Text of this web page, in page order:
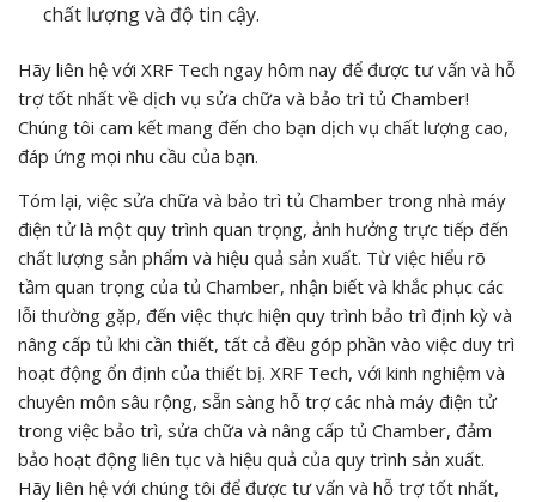
chất lượng và độ tin cậy.
Hãy liên hệ với XRF Tech ngay hôm nay để được tư vấn và hỗ
trợ tốt nhất về dịch vụ sửa chữa và bảo trì tủ Chamber!
Chúng tôi cam kết mang đến cho bạn dịch vụ chất lượng cao,
đáp ứng mọi nhu cầu của bạn.
Tóm lại, việc sửa chữa và bảo trì tủ Chamber trong nhà máy
điện tử là một quy trình quan trọng, ảnh hưởng trực tiếp đến
chất lượng sản phẩm và hiệu quả sản xuất. Từ việc hiểu rõ
tầm quan trọng của tủ Chamber, nhận biết và khắc phục các
lỗi thường gặp, đến việc thực hiện quy trình bảo trì định kỳ và
nâng cấp tủ khi cần thiết, tất cả đều góp phần vào việc duy trì
hoạt động ổn định của thiết bị. XRF Tech, với kinh nghiệm và
chuyên môn sâu rộng, sẵn sàng hỗ trợ các nhà máy điện tử
trong việc bảo trì, sửa chữa và nâng cấp tủ Chamber, đảm
bảo hoạt động liên tục và hiệu quả của quy trình sản xuất.
Hãy liên hệ với chúng tôi để được tư vấn và hỗ trợ tốt nhất,